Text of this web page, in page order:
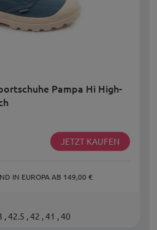
Pampa Hi High-
JETZT KAUFEN
IN EUROPA AB 149,00 €
, 42.5 , 42 , 41 , 40